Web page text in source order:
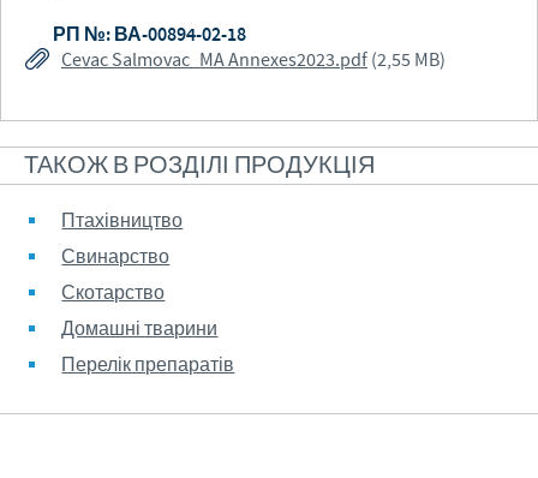
РП №: ВА-00894-02-18
Cevac Salmovac_MA Annexes2023.pdf (2,55 MB)
ТАКОЖ В РОЗДІЛІ ПРОДУКЦІЯ
Птахівництво
Свинарство
Скотарство
Домашні тварини
Перелік препаратів